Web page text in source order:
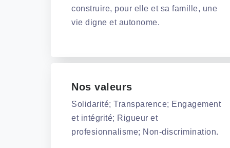
construire, pour elle et sa famille, une
vie digne et autonome.
Nos valeurs
Solidarité; Transparence; Engagement
et intégrité; Rigueur et
profesionnalisme; Non-discrimination.